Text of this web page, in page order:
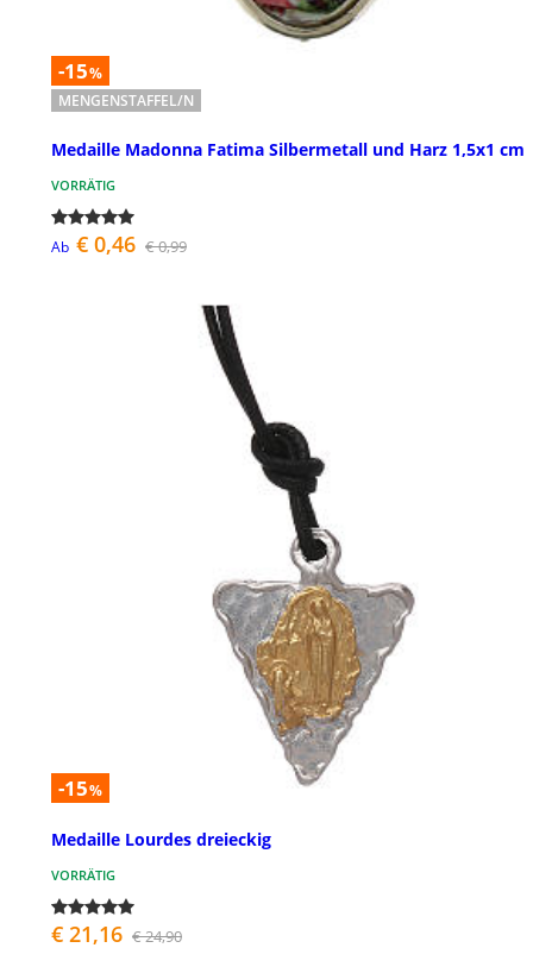
-15%
MENGENSTAFFEL/N
Medaille Madonna Fatima Silbermetall und Harz 1,5x1 cm
VORRÄTIG
Ab € 0,46 € 0,99
-15%
Medaille Lourdes dreieckig
VORRÄTIG
€ 21,16 € 24,90